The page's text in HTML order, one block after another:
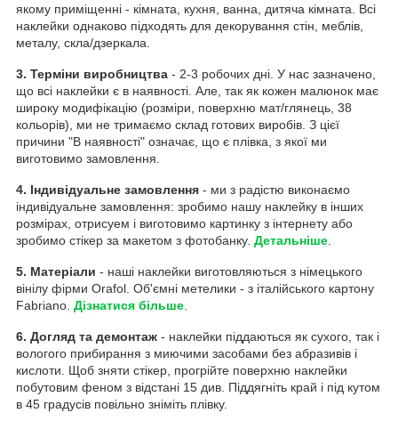
якому приміщенні - кімната, кухня, ванна, дитяча кімната. Всі
наклейки однаково підходять для декорування стін, меблів,
металу, скла/дзеркала.
3. Терміни виробництва - 2-3 робочих дні. У нас зазначено,
що всі наклейки є в наявності. Але, так як кожен малюнок має
широку модифікацію (розміри, поверхню мат/глянець, 38
кольорів), ми не тримаємо склад готових виробів. З цієї
причини "В наявності" означає, що є плівка, з якої ми
виготовимо замовлення.
4. Індивідуальне замовлення - ми з радістю виконаємо
індивідуальне замовлення: зробимо нашу наклейку в інших
розмірах, отрисуем і виготовимо картинку з інтернету або
зробимо стікер за макетом з фотобанку. Детальніше
5. Матеріали - наші наклейки виготовляються з німецького
вінілу фірми Orafol. Об'ємні метелики - з італійського картону
Fabriano. Дізнатися більше
6. Догляд та демонтаж - наклейки піддаються як сухого, так і
вологого прибирання з миючими засобами без абразивів і
кислоти. Щоб зняти стікер, прогрійте поверхню наклейки
побутовим феном з відстані 15 див. Піддягніть край і під кутом
в 45 градусів повільно зніміть плівку.